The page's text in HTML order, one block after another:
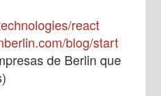
react
blog/start
de Berlin que